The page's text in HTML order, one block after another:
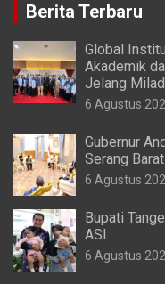
Berita Terbaru
Global
Akademik
Jelang
6 Agustus
Gubernur
Serang Barat
6 Agustus
Bupati
ASI
6 Agustus